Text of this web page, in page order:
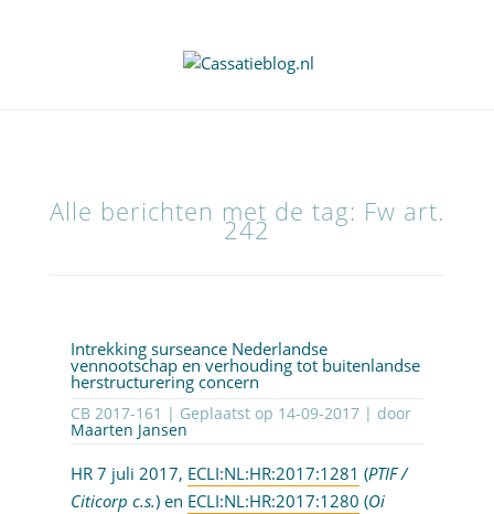
Alle berichten met de tag: Fw art.
242
Intrekking surseance Nederlandse
vennootschap en verhouding tot buitenlandse
herstructurering concern
CB 2017-161 | Geplaatst op 14-09-2017| door
Maarten Jansen
HR 7 juli 2017, ECLI:NL:HR:2017:1281 (PTIF /
Citicorp c.s.) en ECLI:NL:HR:2017:1280 (Oi